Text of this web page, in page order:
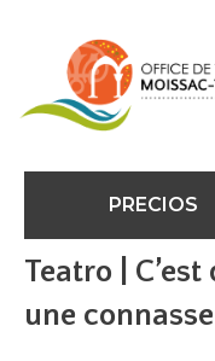
PRECIOS
Teatro |
une connasse